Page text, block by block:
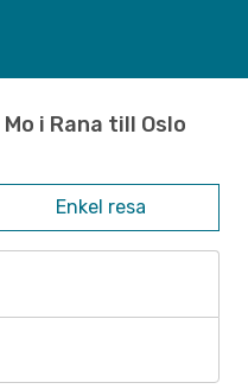
i Rana till Oslo
Enkel resa